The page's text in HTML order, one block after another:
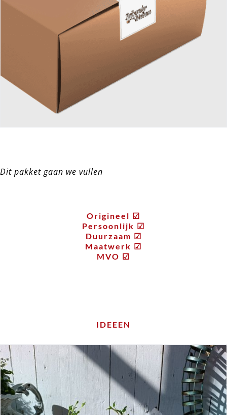
Dit pakket gaan we vullen
Origineel ☑
Persoonlijk ☑
Duurzaam ☑
Maatwerk ☑
MVO ☑
IDEEEN